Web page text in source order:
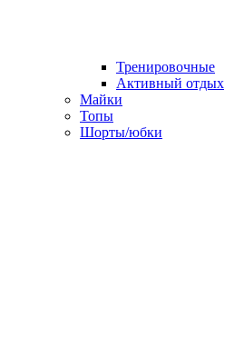
Тренировочные
Активный отдых
Майки
Топы
Шорты/юбки